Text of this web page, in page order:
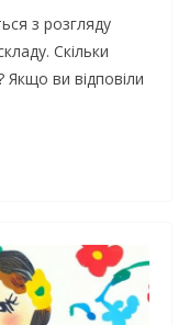
з розгляду
Скільки
Якщо ви відповіли